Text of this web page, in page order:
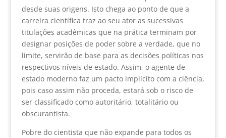
desde suas origens. Isto chega ao ponto de que a
carreira científica traz ao seu ator as sucessivas
titulações acadêmicas que na prática terminam por
designar posições de poder sobre a verdade, que no
limite, servirão de base para as decisões políticas nos
respectivos níveis de estado. Assim, o agente de
estado moderno faz um pacto implícito com a ciência,
pois caso assim não proceda, estará sob o risco de
ser classificado como autoritário, totalitário ou
obscurantista.
Pobre do cientista que não expande para todos os